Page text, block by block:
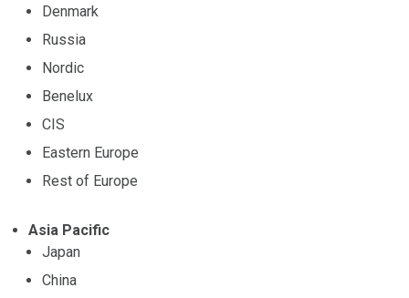
Denmark
Russia
Nordic
Benelux
CIS
Eastern Europe
Rest of Europe
Asia Pacific
Japan
China